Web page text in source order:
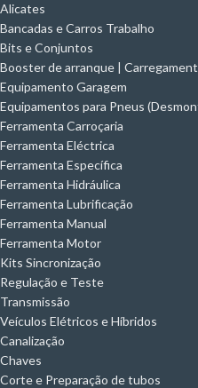
Alicates
Bancadas e Carros Trabalho
Bits e Conjuntos
Booster de arranque |
Equipamento Garagem
Equipamentos para Pneus
Ferramenta Carroçaria
Ferramenta Eléctrica
Ferramenta Específica
Ferramenta Hidráulica
Ferramenta Lubrificação
Ferramenta Manual
Ferramenta Motor
Kits Sincronização
Regulação e Teste
Transmissão
Veículos Elétricos e Híbridos
Canalização
Chaves
Corte e Preparação de tubos